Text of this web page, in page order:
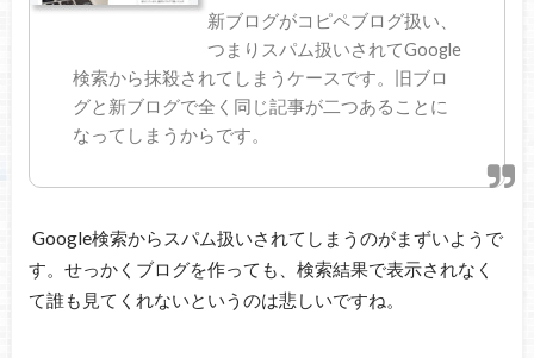
新ブログがコピペブログ扱い、
つまりスパム扱いされてGoogle
検索から抹殺されてしまうケースです。旧ブロ
グと新ブログで全く同じ記事が二つあることに
なってしまうからです。
Google検索からスパム扱いされてしまうのがまずいようで
す。せっかくブログを作っても、検索結果で表示されなく
て誰も見てくれないというのは悲しいですね。